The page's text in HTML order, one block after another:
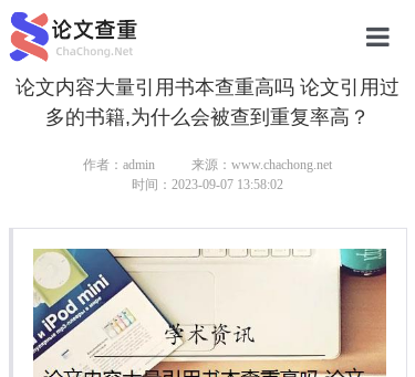
网站首页
本科论文
研究生论
论文内容大量引用书本查重高吗 论文引用过
多的书籍,为什么会被查到重复率高？
作者：admin
来源：www.chachong.net
时间：2023-09-07 13:58:02